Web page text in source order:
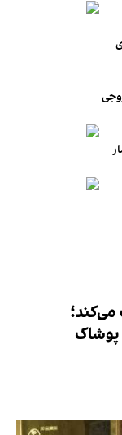
پوشاک